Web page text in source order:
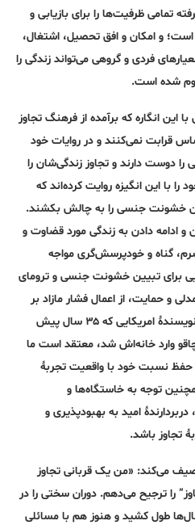
تمامی ظرفیت‌ها را برای بازیابی و
و امکان و افق تحصیل، اشتغال،
فردی و گروهی می‌تواند زندگی را
شده است.
این انگاره که برآمده از فرهنگ تجاوز
قرابت نمی‌کنند و در روایات خود
را دوست دارند و تجاوز زندگی‌شان را
را با این انگیزه روایت کرده‌اند که
خشونت جنسی را به چالش بکشند.
و ادامه ‌دادن به زندگی مورد قضاوت و
گناه و خودپرسش‌گری مواجه
برای تبیین خشونت جنسی و ترومای
و حمایت، از اعمال فشار مازاد بر
بازماندگان اجتناب کنیم. رویس، نویسندۀ امریکایی که ۳۵ سال پیش
وارد خانه‌اش شد، معتقد است ما
حفظ نسبت خود با واقعیت تجربۀ
توجه به خاستگاه‌ها و
امید به بهبودپذیری و
تجاوز باشد.
می‌کند: «من یک قربانی تجاوز
را ترجیح می‌دهم. دوران سختی را در
طول کشید و هنوز هم با مسائلی